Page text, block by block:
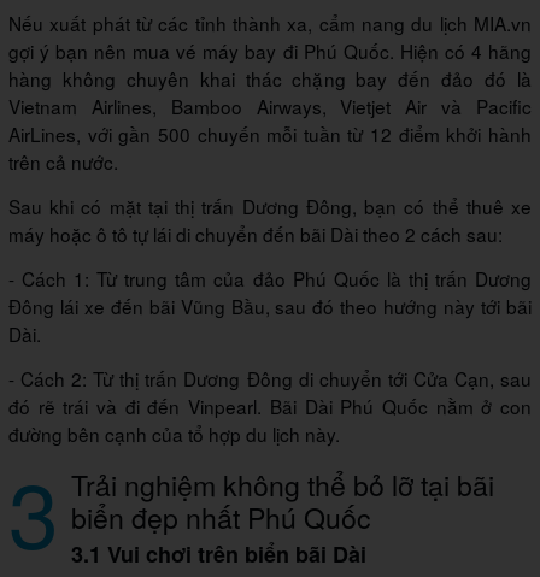
Nếu xuất phát từ các tỉnh thành xa, cẩm nang du lịch MIA.vn
gợi ý bạn nên mua vé máy bay đi Phú Quốc. Hiện có 4 hãng
hàng không chuyên khai thác chặng bay đến đảo đó là
Vietnam Airlines, Bamboo Airways, Vietjet Air và Pacific
AirLines, với gần 500 chuyến mỗi tuần từ 12 điểm khởi hành
trên cả nước.
Sau khi có mặt tại thị trấn Dương Đông, bạn có thể thuê xe
máy hoặc ô tô tự lái di chuyển đến bãi Dài theo 2 cách sau:
- Cách 1: Từ trung tâm của đảo Phú Quốc là thị trấn Dương
Đông lái xe đến bãi Vũng Bầu, sau đó theo hướng này tới bãi
Dài.
- Cách 2: Từ thị trấn Dương Đông di chuyển tới Cửa Cạn, sau
đó rẽ trái và đi đến Vinpearl. Bãi Dài Phú Quốc nằm ở con
đường bên cạnh của tổ hợp du lịch này.
3 Trải nghiệm không thể bỏ lỡ tại bãi
biển đẹp nhất Phú Quốc
3.1 Vui chơi trên biển bãi Dài